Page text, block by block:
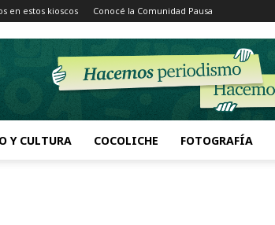
en estos kioscos Conocé la Comunidad Pausa
Y CULTURA COCOLICHE FOTOGRAFÍA